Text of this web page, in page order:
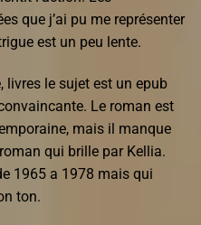
que j’ai pu me représenter
est un peu lente.
livres le sujet est un epub
Le roman est
mais il manque
qui brille par Kellia.
1965 a 1978 mais qui
ton.